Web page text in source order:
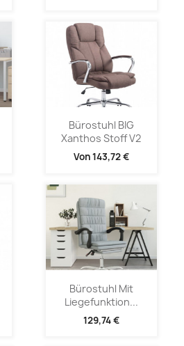
Bürostuhl BIG
Xanthos Stoff V2
Von143,72 €
Bürostuhl Mit
Liegefunktion...
129,74 €